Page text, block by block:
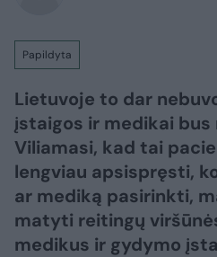
Papildyta
Lietuvoje to dar
įstaigos ir medikai
Viliamasi, kad tai
lengviau apsispręsti,
ar mediką pasirinkti,
matyti reitingų
medikus ir gydymo